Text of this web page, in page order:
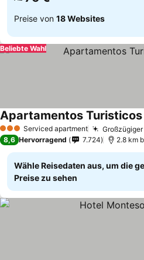
Preise von 18 Websites
Beliebte Wahl
3 SterneServiced apartment
Apartamentos Turisticos
8,6 Hervorragend 7.724 2.8 km
Wähle Reisedaten aus, um die
Preise zu sehen